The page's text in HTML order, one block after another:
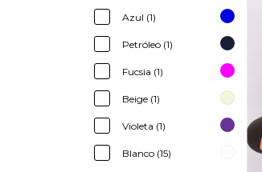
Azul (1)
Petróleo (1)
Fucsia (1)
Beige (1)
Violeta (1)
Blanco (15)